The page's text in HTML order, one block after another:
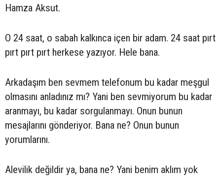
Hamza Aksut.
O 24 saat, o sabah kalkınca içen bir adam. 24 saat pırt
pırt pırt pırt herkese yazıyor. Hele bana.
Arkadaşım ben sevmem telefonum bu kadar meşgul
olmasını anladınız mı? Yani ben sevmiyorum bu kadar
aranmayı, bu kadar sorgulanmayı. Onun bunun
mesajlarını gönderiyor. Bana ne? Onun bunun
yorumlarını.
Alevilik değildir ya, bana ne? Yani benim aklım yok